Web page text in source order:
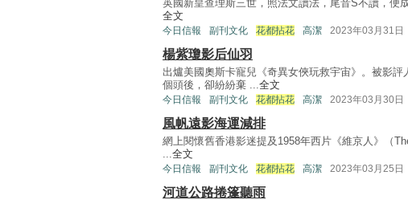
英國新皇查理斯三世，照法文讀法，尾音S不讀，便
全文
今日信報 副刊文化 花都拈花 高潔 2023年03月31日
楊紫瓊影后仙羽
出爐美國奧斯卡寵兒《奇異女俠玩救宇宙》。被影
個頭後，卻紛紛棄 ...全文
今日信報 副刊文化 花都拈花 高潔 2023年03月30日
風帆遠影海運減排
網上閱懷舊香港影迷提及1958年西片《維京人》（
...全文
今日信報 副刊文化 花都拈花 高潔 2023年03月25日
河道公路捲篷聽雨